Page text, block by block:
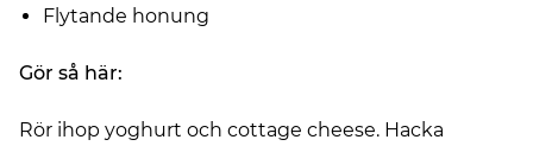
Flytande honung
Gör så här:
Rör ihop yoghurt och cottage cheese. Hacka